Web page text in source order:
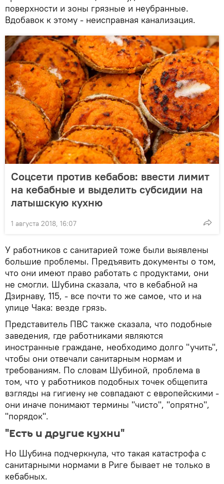
поверхности и зоны грязные и неубранные.
Вдобавок к этому - неисправная канализация.
Соцсети против кебабов: ввести лимит
на кебабные и выделить субсидии на
латышскую кухню
1 августа 2018, 16:07
У работников с санитарией тоже были выявлены
большие проблемы. Предъявить документы о том,
что они имеют право работать с продуктами, они
не смогли. Шубина сказала, что в кебабной на
Дзирнаву, 115, - все почти то же самое, что и на
улице Чака: везде грязь.
Представитель ПВС также сказала, что подобные
заведения, где работниками являются
иностранные граждане, необходимо долго "учить",
чтобы они отвечали санитарным нормам и
требованиям. По словам Шубиной, проблема в
том, что у работников подобных точек общепита
взгляды на гигиену не совпадают с европейскими -
они иначе понимают термины "чисто", "опрятно",
"порядок".
"Есть и другие кухни"
Но Шубина подчеркнула, что такая катастрофа с
санитарными нормами в Риге бывает не только в
кебабных.